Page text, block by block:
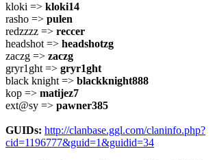
kloki => kloki14
rasho => pulen
redzzzz => reccer
headshot => headshotzg
zaczg => zaczg
gryr1ght => gryr1ght
black knight => blackknight888
kop => matijez7
ext@sy => pawner385
GUIDs: http://clanbase.ggl.com/claninfo.php?
cid=1196777&guid=1&guidid=34